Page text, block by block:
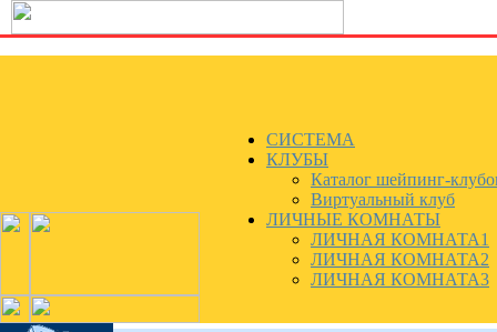
СИСТЕМА
КЛУБЫ
Каталог шейпинг-
Виртуальный клуб
ЛИЧНЫЕ КОМНАТЫ
ЛИЧНАЯ КОМНАТА1
ЛИЧНАЯ КОМНАТА2
ЛИЧНАЯ КОМНАТА3